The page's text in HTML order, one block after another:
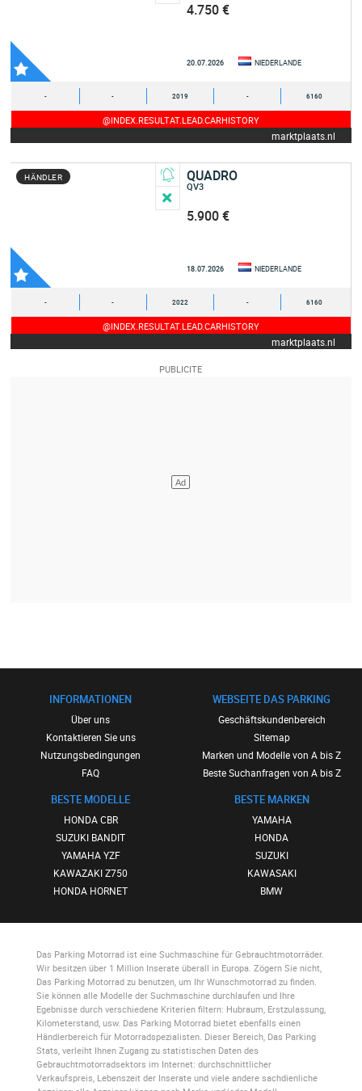
4.750 €
20.07.2026 NIEDERLANDE
- - 2019 - 6160
@INDEX.RESULTAT.LEAD.CARHISTORY
marktplaats.nl
HÄNDLER QUADRO
QV3
5.900 €
18.07.2026 NIEDERLANDE
- - 2022 - 6160
@INDEX.RESULTAT.LEAD.CARHISTORY
marktplaats.nl
INFORMATIONEN
Über uns
Kontaktieren Sie uns
Nutzungsbedingungen
FAQ
BESTE MODELLE
HONDA CBR
SUZUKI BANDIT
YAMAHA YZF
KAWAZAKI Z750
HONDA HORNET
WEBSEITE DAS PARKING
Geschäftskundenbereich
Sitemap
Marken und Modelle von A bis Z
Beste Suchanfragen von A bis Z
BESTE MARKEN
YAMAHA
HONDA
SUZUKI
KAWASAKI
BMW
Das Parking Motorradist eine Suchmaschine für Gebrauchtmotorräder.
Wir besitzen über 1 Million Inserate überall in Europa. Zögern Sie nicht,
Das Parking Motorradzu benutzen, um Ihr Wunschmotorrad zu finden.
Sie können alle Modelle der Suchmaschine durchlaufen und Ihre
Egebnisse durch verschiedene Kriterien filtern: Hubraum, Erstzulassung,
Kilometerstand, usw. Das Parking Motorradbietet ebenfalls einen
Händlerbereich für Motorradspezialisten. Dieser Bereich, Das Parking
Stats, verleiht Ihnen Zugang zu statistischen Daten des
Gebrauchtmotorradsektors im Internet: durchschnittlicher
Verkaufspreis, Lebenszeit der Inserate und viele andere sachdienliche